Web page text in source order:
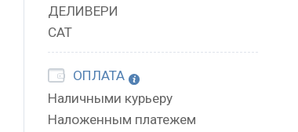
ДЕЛИВЕРИ
САТ
ОПЛАТА
Наличными курьеру
Наложенным платежем